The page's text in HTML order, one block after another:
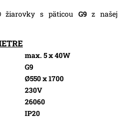
žiarovky s päticou G9z našej
max. 5 x 40W
G9
Ø550 x 1700
230V
26060
IP20